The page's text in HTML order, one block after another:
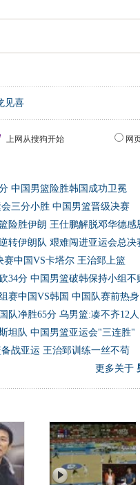
见喜
上网从搜狗开始 网
中国男篮险胜韩国成功卫冕
三分小胜 中国男篮晋级决赛
险胜伊朗 王仕鹏解脱邓华德感
转伊朗队 艰难闯进亚运会总决
赛中国VS卡塔尔 王治郅上篮
34分 中国男篮破韩保持小组不
赛中国VS韩国 中国队赛前热身
队净胜65分 乌男篮:凑不齐12人
坦队 中国男篮亚运会"三连胜"
战亚运 王治郅训练一丝不苟
更多关于